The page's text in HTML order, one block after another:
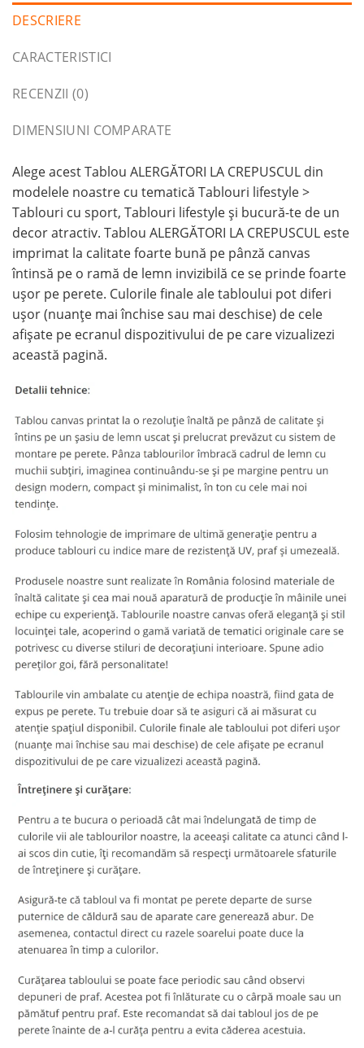
DESCRIERE
CARACTERISTICI
RECENZII (0)
DIMENSIUNI COMPARATE
Alege acest Tablou ALERGĂTORI LA CREPUSCUL din
modelele noastre cu tematică Tablouri lifestyle >
Tablouri cu sport, Tablouri lifestyle și bucură-te de un
decor atractiv. Tablou ALERGĂTORI LA CREPUSCUL este
imprimat la calitate foarte bună pe pânză canvas
întinsă pe o ramă de lemn invizibilă ce se prinde foarte
ușor pe perete. Culorile finale ale tabloului pot diferi
ușor (nuanțe mai închise sau mai deschise) de cele
afișate pe ecranul dispozitivului de pe care vizualizezi
această pagină.